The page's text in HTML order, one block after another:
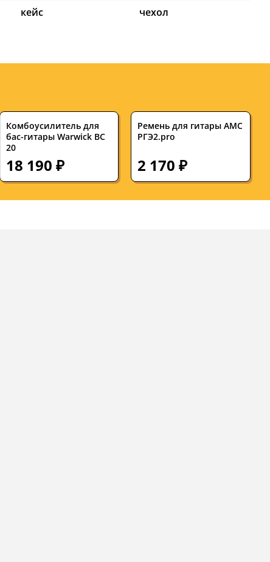
кейс чехол
Комбоусилитель для
бас-гитары Warwick BC
20
18 190 ₽
Ремень для гитары АМС
РГЭ2.pro
2 170 ₽